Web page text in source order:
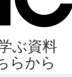
ぶ資料
らから